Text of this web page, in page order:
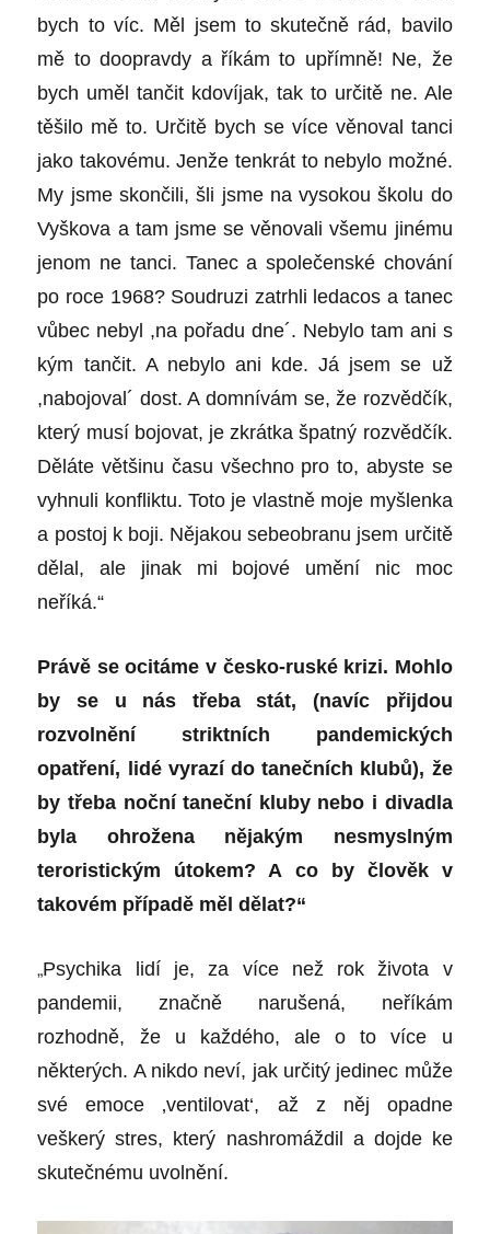
bych to víc. Měl jsem to skutečně rád, bavilo
mě to doopravdy a říkám to upřímně! Ne, že
bych uměl tančit kdovíjak, tak to určitě ne. Ale
těšilo mě to. Určitě bych se více věnoval tanci
jako takovému. Jenže tenkrát to nebylo možné.
My jsme skončili, šli jsme na vysokou školu do
Vyškova a tam jsme se věnovali všemu jinému
jenom ne tanci. Tanec a společenské chování
po roce 1968? Soudruzi zatrhli ledacos a tanec
vůbec nebyl ,na pořadu dne´. Nebylo tam ani s
kým tančit. A nebylo ani kde. Já jsem se už
,nabojoval´ dost. A domnívám se, že rozvědčík,
který musí bojovat, je zkrátka špatný rozvědčík.
Děláte většinu času všechno pro to, abyste se
vyhnuli konfliktu. Toto je vlastně moje myšlenka
a postoj k boji. Nějakou sebeobranu jsem určitě
dělal, ale jinak mi bojové umění nic moc
neříká.“
Právě se ocitáme v česko-ruské krizi. Mohlo
by se u nás třebastát, (navíc přijdou
rozvolnění striktních pandemických
opatření, lidé vyrazí do tanečních klubů), že
by třeba noční taneční kluby nebo i divadla
byla ohrožena nějakým nesmyslným
teroristickým útokem? A co by člověk v
takovém případě měl dělat?“
„Psychika lidí je, za více než rok života v
pandemii, značně narušená, neříkám
rozhodně, že u každého, ale o to více u
některých. A nikdo neví, jak určitý jedinec může
své emoce ‚ventilovat‘, až z něj opadne
veškerý stres, který nashromáždil a dojde ke
skutečnému uvolnění.